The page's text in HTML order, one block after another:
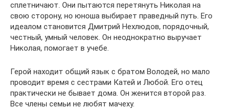
сплетничают. Они пытаются перетянуть Николая на
свою сторону, но юноша выбирает праведный путь. Его
идеалом становится Дмитрий Нехлюдов, порядочный,
честный, умный человек. Он неоднократно выручает
Николая, помогает в учебе.
Герой находит общий язык с братом Володей, но мало
проводит время с сестрами Катей и Любой. Его отец
практически не бывает дома. Он женится второй раз.
Все члены семьи не любят мачеху.